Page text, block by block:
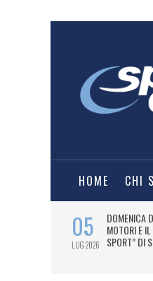
HOME CHI
05
LUG 2026
DOMENICA
MOTORI E
SPORT” DI